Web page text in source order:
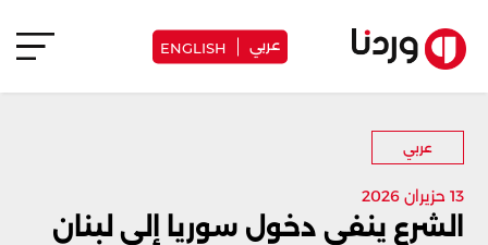
عربي ENGLISH
عربي
13 حزيران 2026
الشرع ينفي دخول سوريا إلى لبنان